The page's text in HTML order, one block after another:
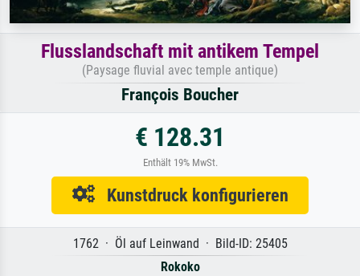
Flusslandschaft mit antikem Tempel
(Paysage fluvial avec temple antique)
François Boucher
€ 128.31
Enthält 19% MwSt.
Kunstdruck konfigurieren
1762 · Öl auf Leinwand · Bild-ID: 25405
Rokoko